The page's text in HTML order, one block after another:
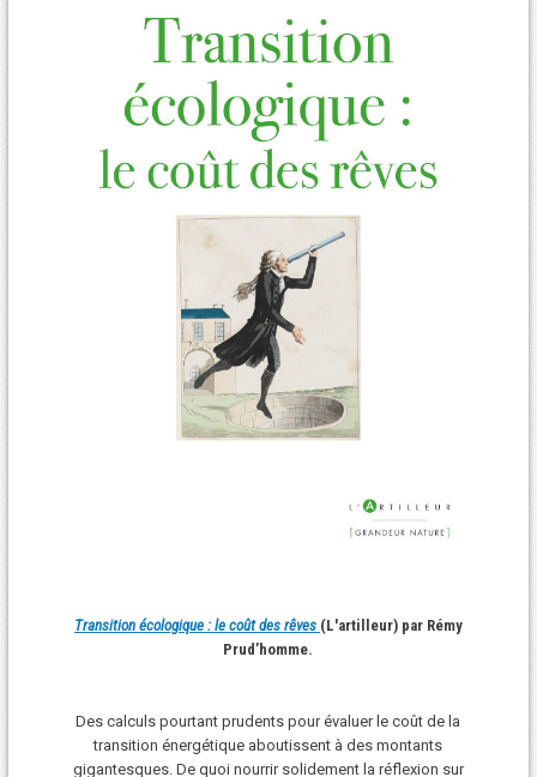
Transition écologique : le coût des rêves (L'artilleur) par Rémy
Prud’homme.
Des calculs pourtant prudents pour évaluer le coût de la
transition énergétique aboutissent à des montants
gigantesques. De quoi nourrir solidement la réflexion sur